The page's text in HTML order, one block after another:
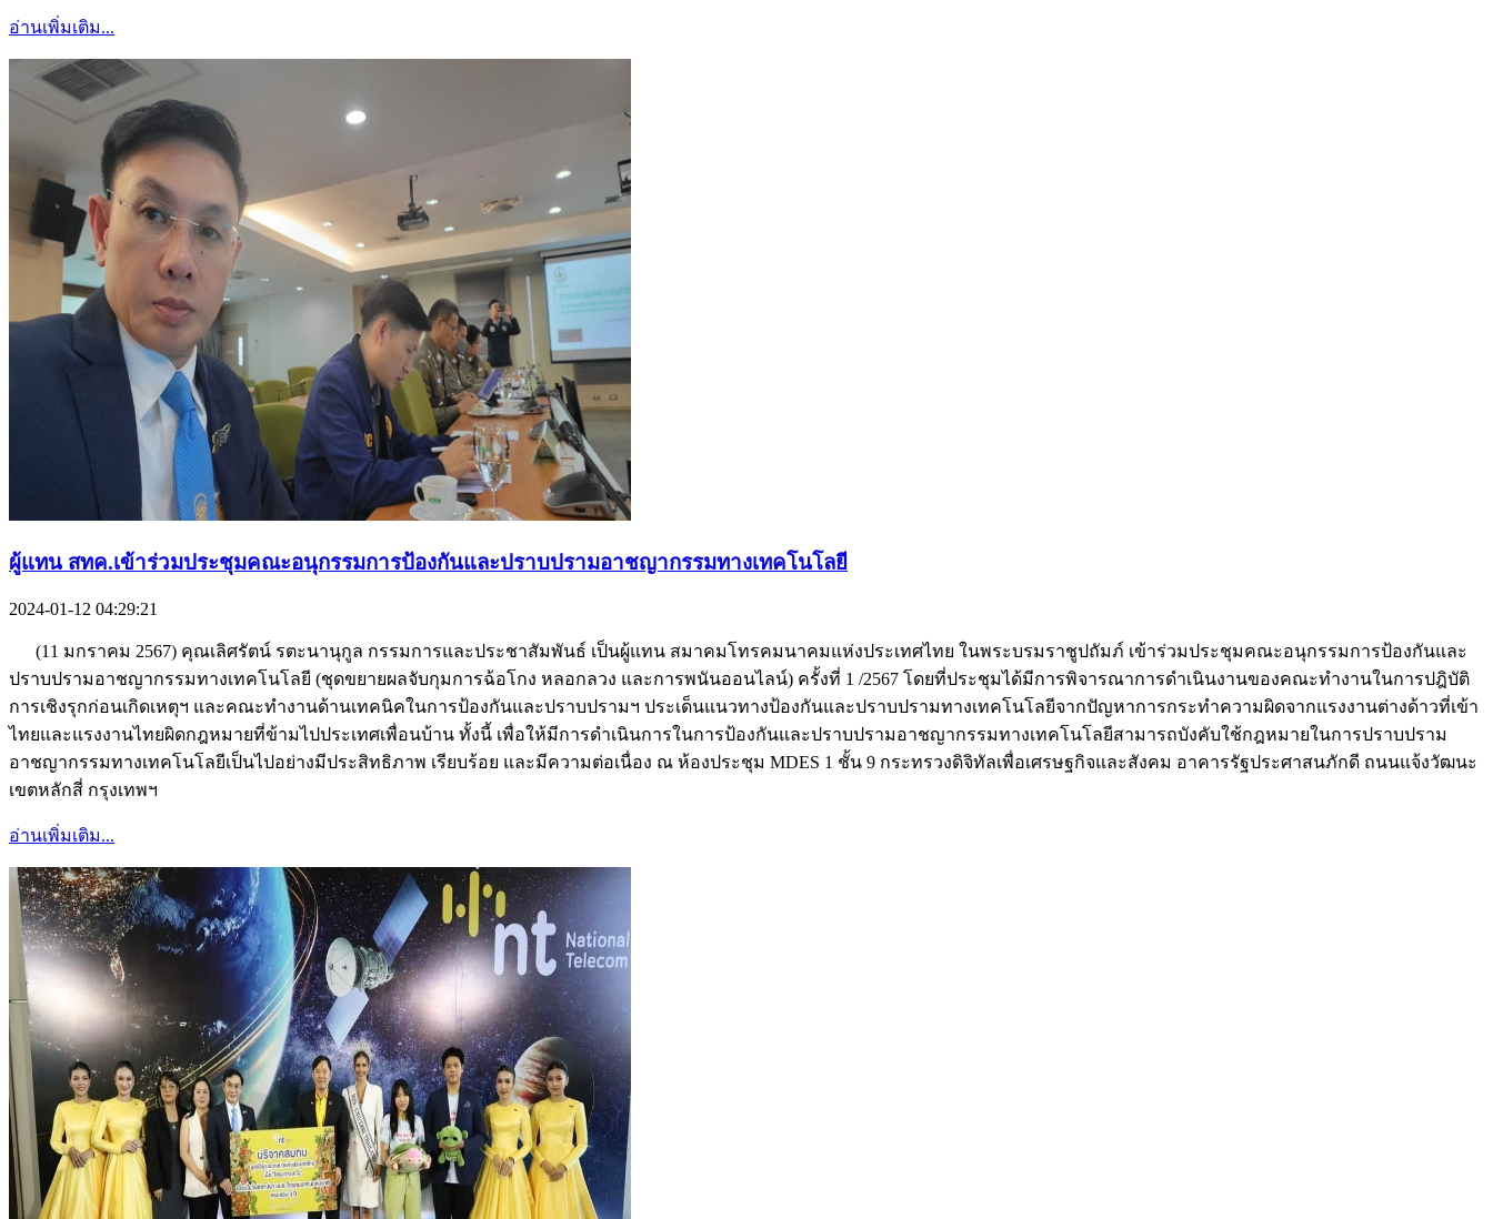
อ่านเพิ่มเติม...
ผู้แทน สทค.เข้าร่วมประชุมคณะอนุกรรมการป้องกันและปราบปรามอาชญากรรมทางเทคโนโลยี
2024-01-12 04:29:21
(11 มกราคม 2567) คุณเลิศรัตน์ รตะนานุกูล กรรมการและประชาสัมพันธ์ เป็นผู้แทน สมาคมโทรคมนาคมแห่งประเทศไทย ในพระบรมราชูปถัมภ์ เข้าร่วมประชุมคณะอนุกรรมการป้องกันและ
ปราบปรามอาชญากรรมทางเทคโนโลยี (ชุดขยายผลจับกุมการฉ้อโกง หลอกลวง และการพนันออนไลน์) ครั้งที่ 1 /2567 โดยที่ประชุมได้มีการพิจารณาการดำเนินงานของคณะทำงานในการปฎิบัติ
การเชิงรุกก่อนเกิดเหตุฯ และคณะทำงานด้านเทคนิคในการป้องกันและปราบปรามฯ ประเด็นแนวทางป้องกันและปราบปรามทางเทคโนโลยีจากปัญหาการกระทำความผิดจากแรงงานต่างด้าวที่เข้า
ไทยและแรงงานไทยผิดกฎหมายที่ข้ามไปประเทศเพื่อนบ้าน ทั้งนี้ เพื่อให้มีการดำเนินการในการป้องกันและปราบปรามอาชญากรรมทางเทคโนโลยีสามารถบังคับใช้กฎหมายในการปราบปราม
อาชญากรรมทางเทคโนโลยีเป็นไปอย่างมีประสิทธิภาพ เรียบร้อย และมีความต่อเนื่อง ณ ห้องประชุม MDES 1 ชั้น 9 กระทรวงดิจิทัลเพื่อเศรษฐกิจและสังคม อาคารรัฐประศาสนภักดี ถนนแจ้งวัฒนะ
เขตหลักสี่ กรุงเทพฯ
อ่านเพิ่มเติม...